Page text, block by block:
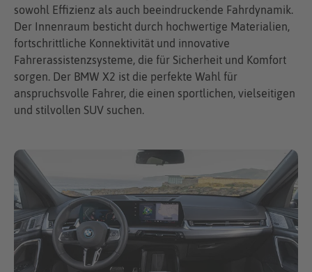
sowohl Effizienz als auch beeindruckende Fahrdynamik.
Der Innenraum besticht durch hochwertige Materialien,
fortschrittliche Konnektivität und innovative
Fahrerassistenzsysteme, die für Sicherheit und Komfort
sorgen. Der BMW X2 ist die perfekte Wahl für
anspruchsvolle Fahrer, die einen sportlichen, vielseitigen
und stilvollen SUV suchen.